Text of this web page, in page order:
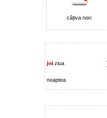
câțiva nori
joi ziua
noaptea